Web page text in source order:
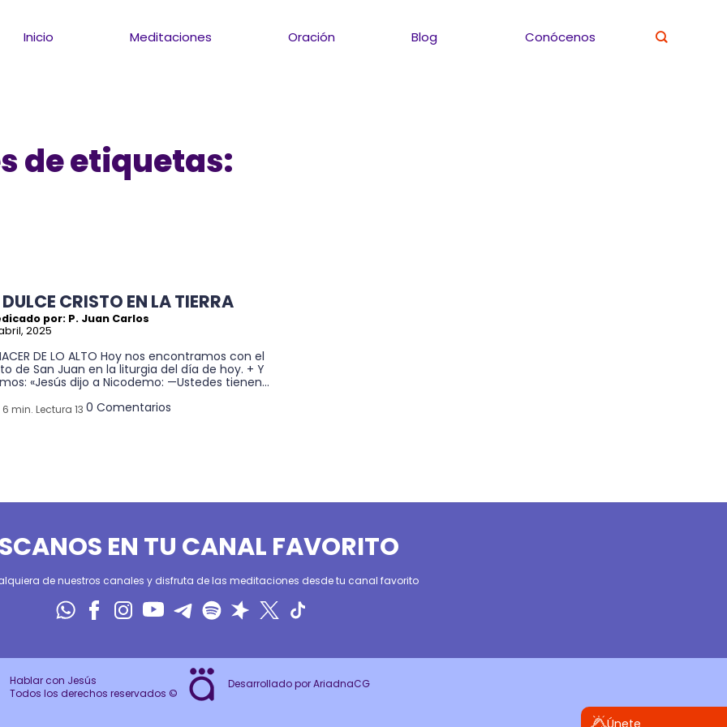
Inicio Meditaciones Oración Blog Conócenos
de etiquetas:
DULCE CRISTO EN LA TIERRA
por: P. Juan Carlos
2025
DE LO ALTO Hoy nos encontramos con el
de San Juan en la liturgia del día de hoy. + Y
«Jesús dijo a Nicodemo: —Ustedes tienen...
6 min. Lectura 13 0 Comentarios
EN TU CANAL FAVORITO
de nuestros canales y disfruta de las meditaciones desde tu canal favorito
Hablar con Jesús
Todos los derechos reservados ©
Desarrollado por AriadnaCG
Únete